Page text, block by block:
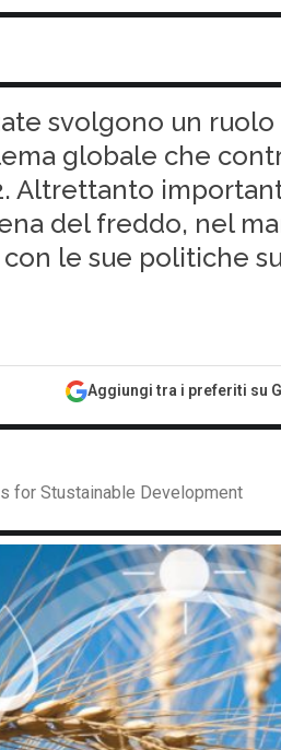
svolgono un
globale che
Altrettanto
del freddo, nel
con le sue politiche
Aggiungi tra i preferiti su
for Stustainable Development